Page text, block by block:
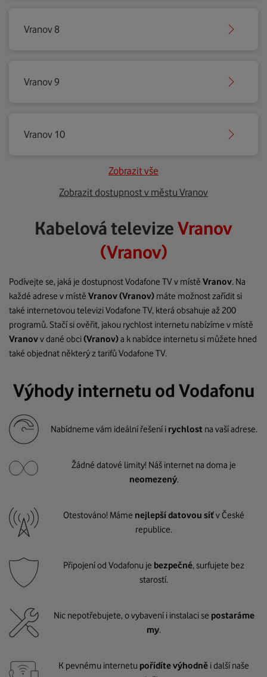
Vranov 8
Vranov 9
Vranov 10
Zobrazit vše
Zobrazit dostupnost v městu Vranov
Kabelová televizeVranov
(Vranov)
Podívejte se, jaká je dostupnost Vodafone TV v místě Vranov. Na
každé adrese v místě Vranov(Vranov) máte možnost zařídit si
také internetovou televizi Vodafone TV, která obsahuje až 200
programů. Stačí si ověřit, jakou rychlost internetu nabízíme v místě
Vranovv dané obci(Vranov)a k nabídce internetu si můžete hned
také objednat některý z tarifů Vodafone TV.
Výhody internetu od Vodafonu
Nabídneme vám ideální řešení i rychlost na vaší adrese.
Žádné datové limity! Náš internet na doma je
neomezený.
Otestováno! Máme nejlepší datovou síťv České
republice.
Připojení od Vodafonu je bezpečné, surfujete bez
starostí.
Nic nepotřebujete, o vybavení i instalaci se postaráme
my.
K pevnému internetu pořídíte výhodně i další naše